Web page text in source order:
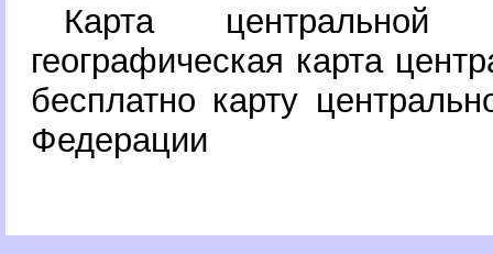
Карта центральной
еографическая карта
есплатно карту
Федерации